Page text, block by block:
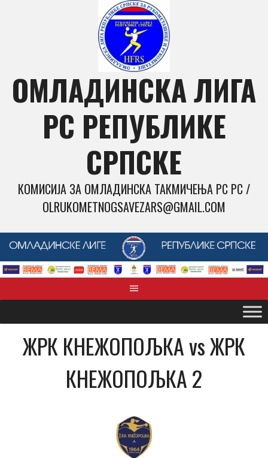
ОМЛАДИНСКА ЛИГА
РС РЕПУБЛИКЕ
СРПСКЕ
КОМИСИЈА ЗА ОМЛАДИНСКА ТАКМИЧЕЊА РС РС /
OLRUKOMETNOGSAVEZARS@GMAIL.COM
ЖРК КНЕЖОПОЉКА vs ЖРК
КНЕЖОПОЉКА 2